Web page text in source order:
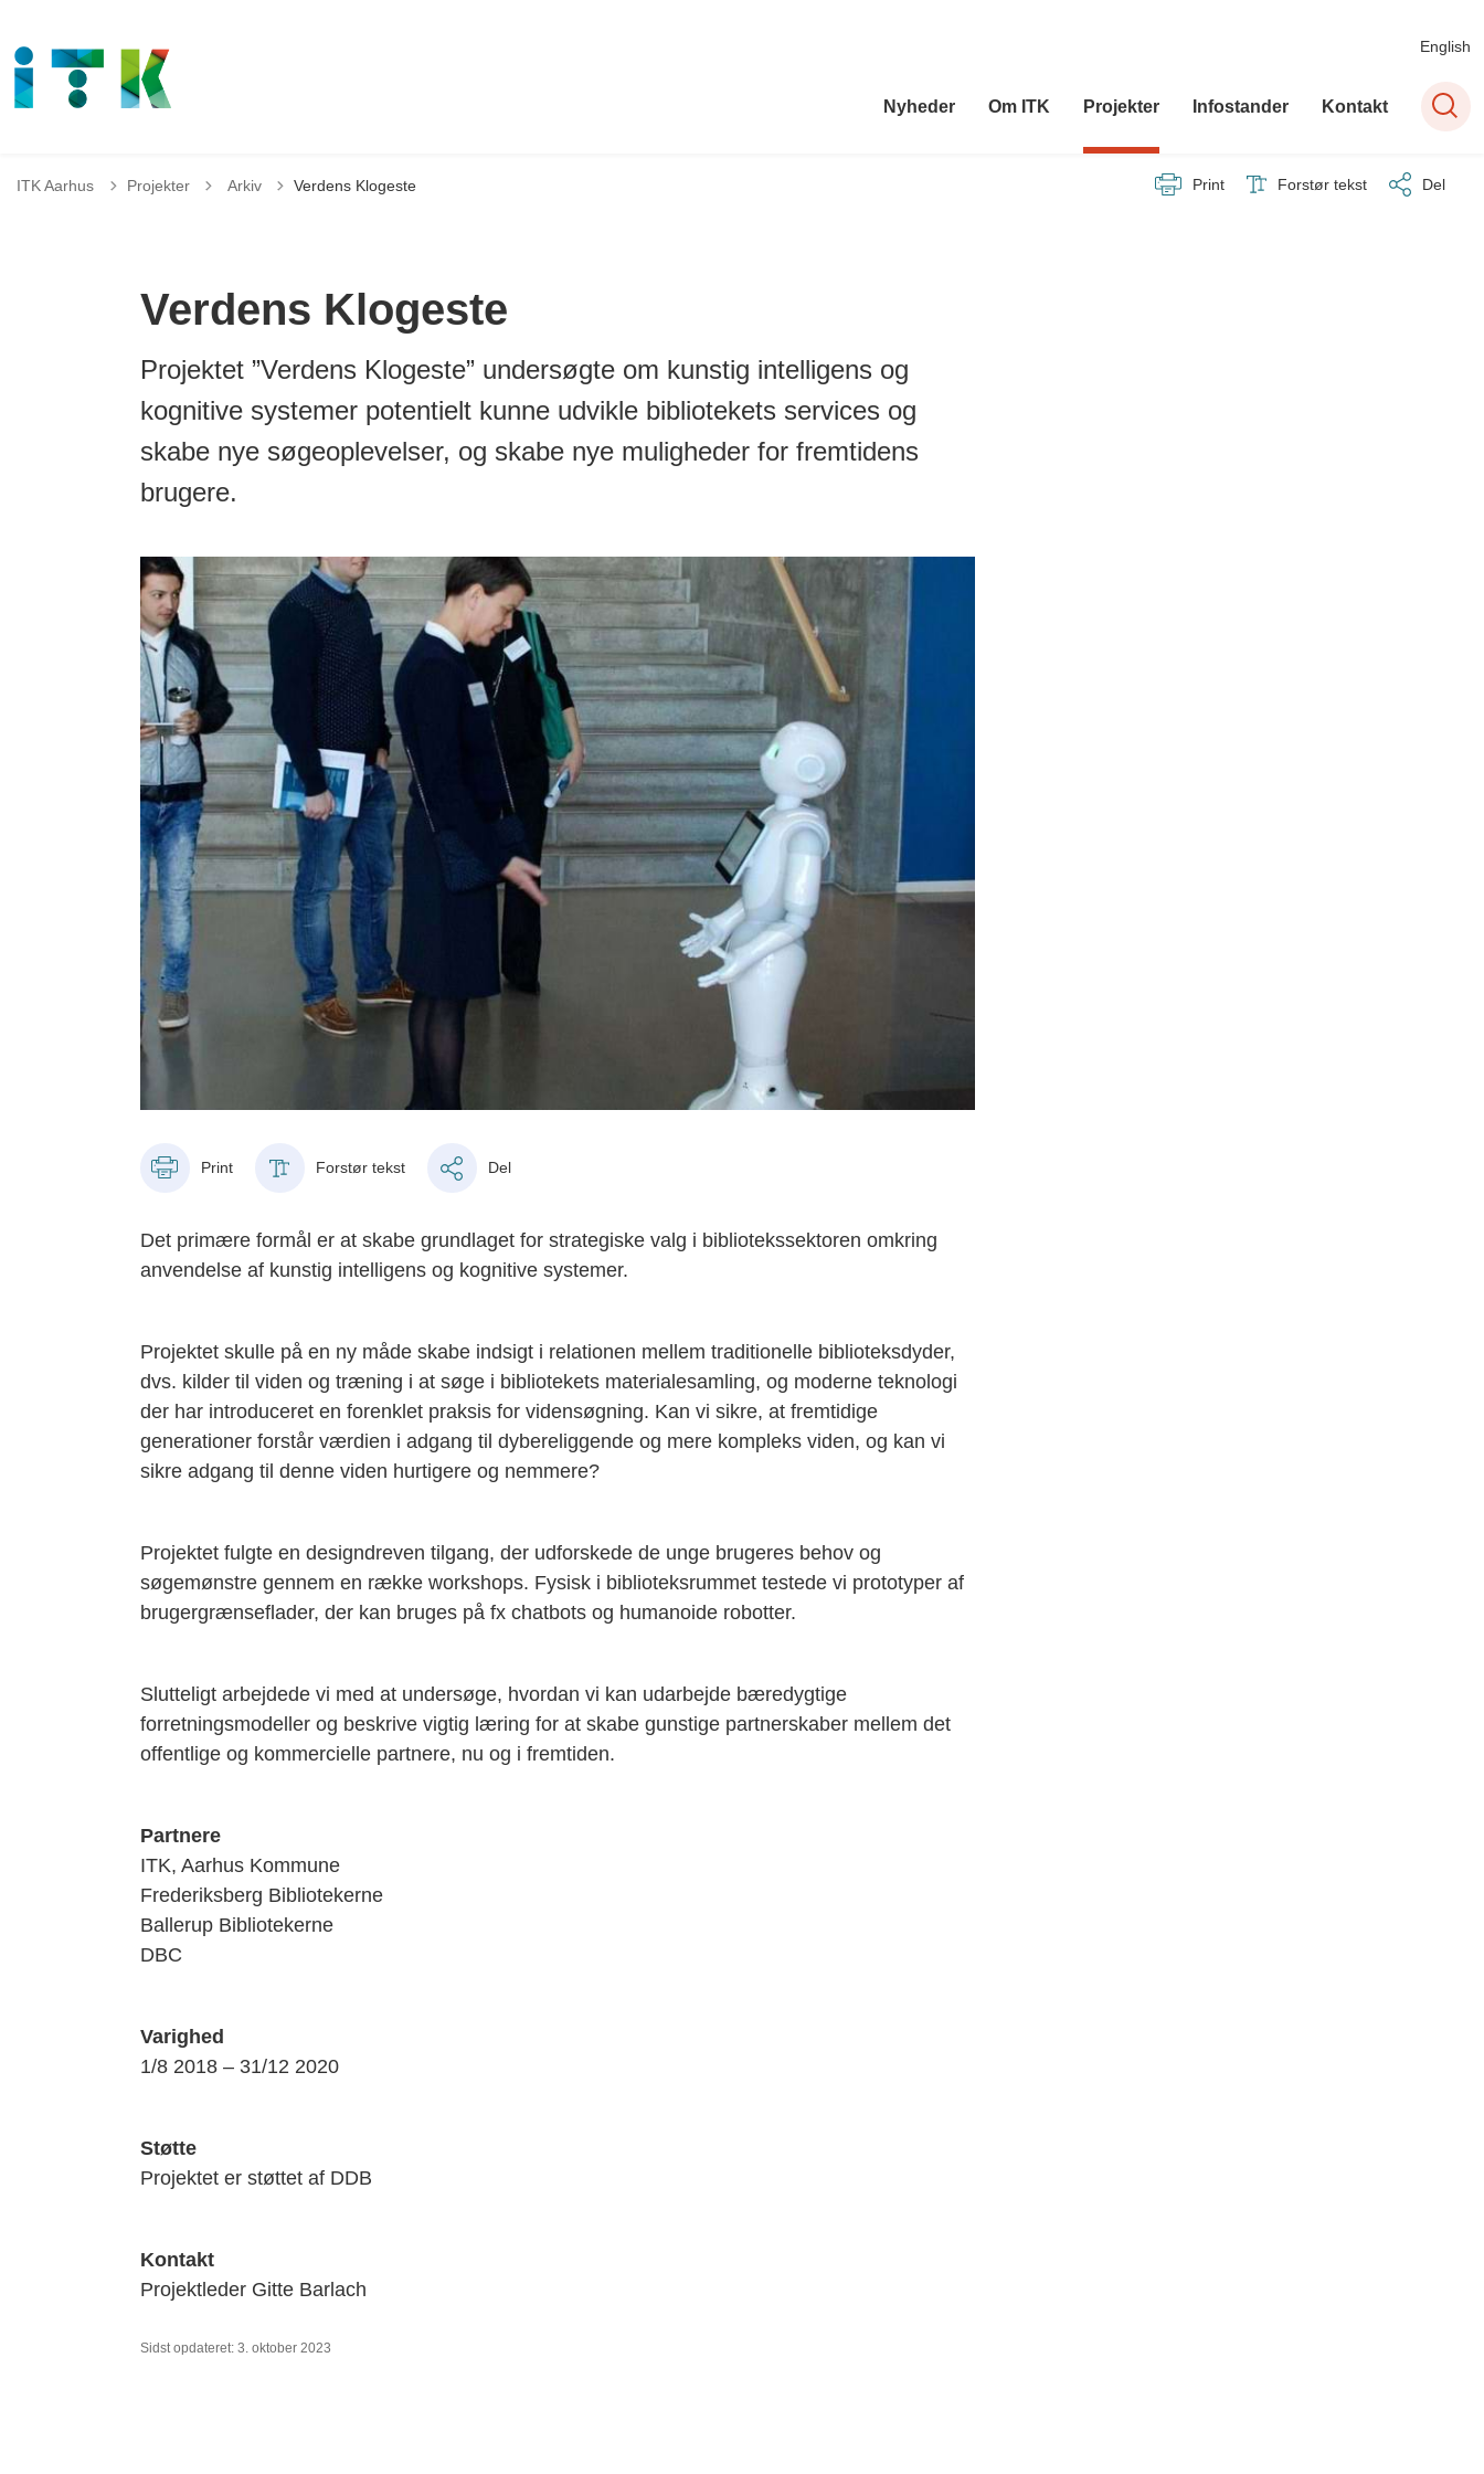
English
Nyheder Om ITK Projekter Infostander Kontakt
ITK Aarhus Projekter Tilbage til
Arkiv Verdens Klogeste Print Forstør tekst Del
Verdens Klogeste
Projektet ”Verdens Klogeste” undersøgte om kunstig intelligens og
kognitive systemer potentielt kunne udvikle bibliotekets services og
skabe nye søgeoplevelser, og skabe nye muligheder for fremtidens
brugere.
Print Forstør tekst Del
Det primære formål er at skabe grundlaget for strategiske valg i bibliotekssektoren omkring
anvendelse af kunstig intelligens og kognitive systemer.
Projektet skulle på en ny måde skabe indsigt i relationen mellem traditionelle biblioteksdyder,
dvs. kilder til viden og træning i at søge i bibliotekets materialesamling, og moderne teknologi
der har introduceret en forenklet praksis for vidensøgning. Kan vi sikre, at fremtidige
generationer forstår værdien i adgang til dybereliggende og mere kompleks viden, og kan vi
sikre adgang til denne viden hurtigere og nemmere?
Projektet fulgte en designdreven tilgang, der udforskede de unge brugeres behov og
søgemønstre gennem en række workshops. Fysisk i biblioteksrummet testede vi prototyper af
brugergrænseflader, der kan bruges på fx chatbots og humanoide robotter.
Slutteligt arbejdede vi med at undersøge, hvordan vi kan udarbejde bæredygtige
forretningsmodeller og beskrive vigtig læring for at skabe gunstige partnerskaber mellem det
offentlige og kommercielle partnere, nu og i fremtiden.
Partnere
ITK, Aarhus Kommune
Frederiksberg Bibliotekerne
Ballerup Bibliotekerne
DBC
Varighed
1/8 2018 – 31/12 2020
Støtte
Projektet er støttet af DDB
Kontakt
Projektleder Gitte Barlach
Sidst opdateret: 3. oktober 2023